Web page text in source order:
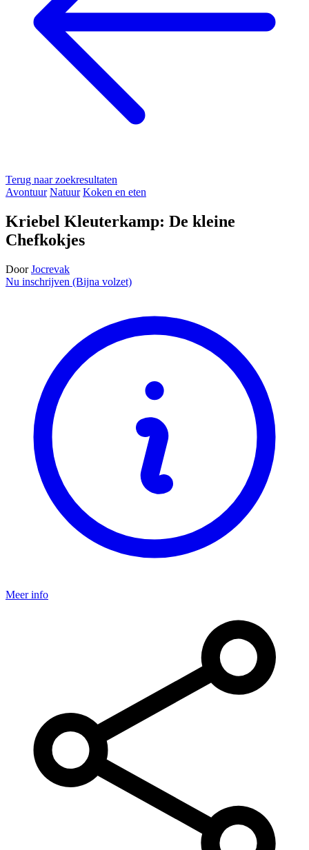
Terug naar zoekresultaten
Avontuur Natuur Koken en eten
Kriebel Kleuterkamp: De kleine
Chefkokjes
Door Jocrevak
Nu inschrijven (Bijna volzet)
Meer info